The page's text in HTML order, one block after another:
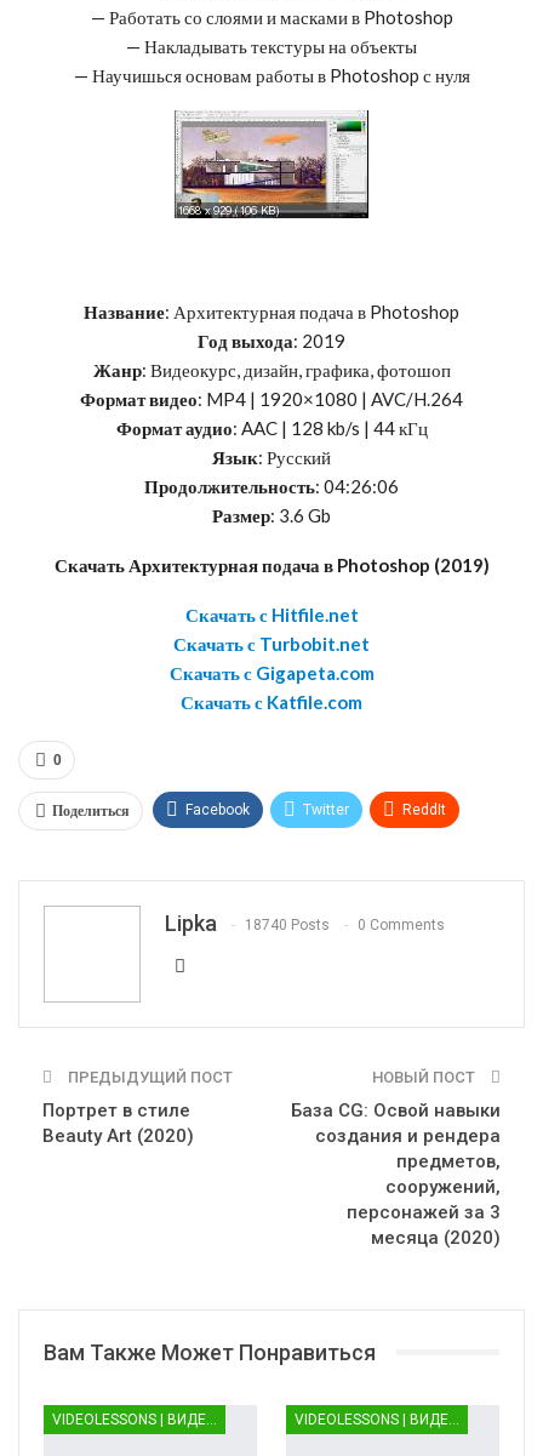
— Работать со слоями и масками в Photoshop
— Накладывать текстуры на объекты
— Научишься основам работы в Photoshop с нуля
Название: Архитектурная подача в Photoshop
Год выхода: 2019
Жанр: Видеокурс, дизайн, графика, фотошоп
Формат видео: MP4 | 1920×1080 | AVC/H.264
Формат аудио: AAC | 128 kb/s | 44 кГц
Язык: Русский
Продолжительность: 04:26:06
Размер: 3.6 Gb
Скачать Архитектурная подача в Photoshop (2019)
Скачать с Hitfile.net
Скачать с Turbobit.net
Скачать с Gigapeta.com
Скачать с Katfile.com
0
Поделиться Facebook Twitter ReddIt
Lipka 18740 Posts 0 Comments
ПРЕДЫДУЩИЙ ПОСТ
Портрет в стиле
Beauty Art (2020)
НОВЫЙ ПОСТ
База CG: Освой навыки
создания и рендера
предметов,
сооружений,
персонажей за 3
месяца (2020)
Вам Также Может Понравиться